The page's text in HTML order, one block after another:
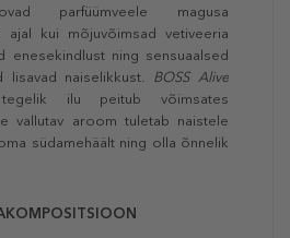
parfüümveele magusa
ajal kui mõjuvõimsad vetiveeria
enesekindlust ning sensuaalsed
lisavad naiselikkust. BOSSAlive
ilu peitub võimsates
vallutav aroom tuletab naistele
südamehäält ning olla õnnelik